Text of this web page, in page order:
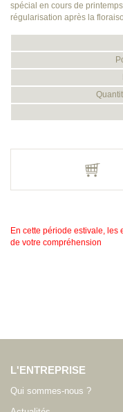
spécial en cours de
régularisation après la
En cette période estivale, les
de votre compréhension
L'ENTREPRISE
Qui sommes-nous ?